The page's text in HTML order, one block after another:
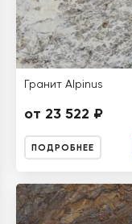
Гранит Alpinus
от 23 522 ₽
ПОДРОБНЕЕ